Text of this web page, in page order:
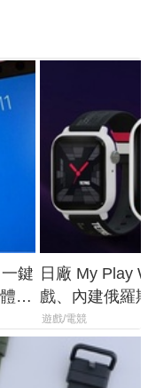
鍵
與
日廠 My Play
戲、內建俄羅
過竟然不能連
遊戲/電競